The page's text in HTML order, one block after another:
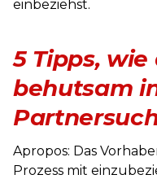
einbeziehst.
5 Tipps,
behutsam
Apropos: Das
Prozess mit